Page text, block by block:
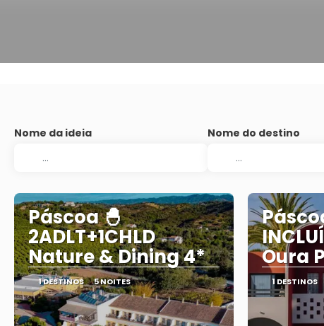
Nome da ideia Nome do destino
Páscoa 🐣
2ADLT+1CHLD
Nature & Dining 4*
1 DESTINOS 5 NOITES
Oura
1 DESTINOS